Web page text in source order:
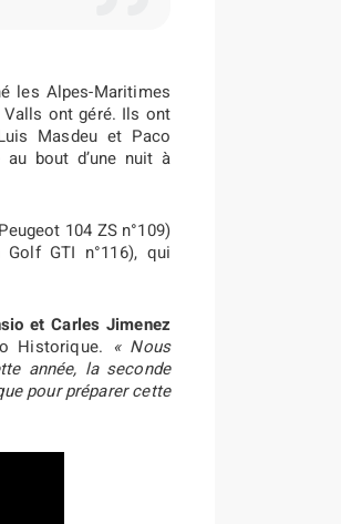
les Alpes-Maritimes
ont géré. Ils ont
Masdeu et Paco
au bout d’une nuit à
104 ZS n°109)
Golf GTI n°116), qui
et Carles Jimenez
Historique. « Nous
année, la seconde
pour préparer cette